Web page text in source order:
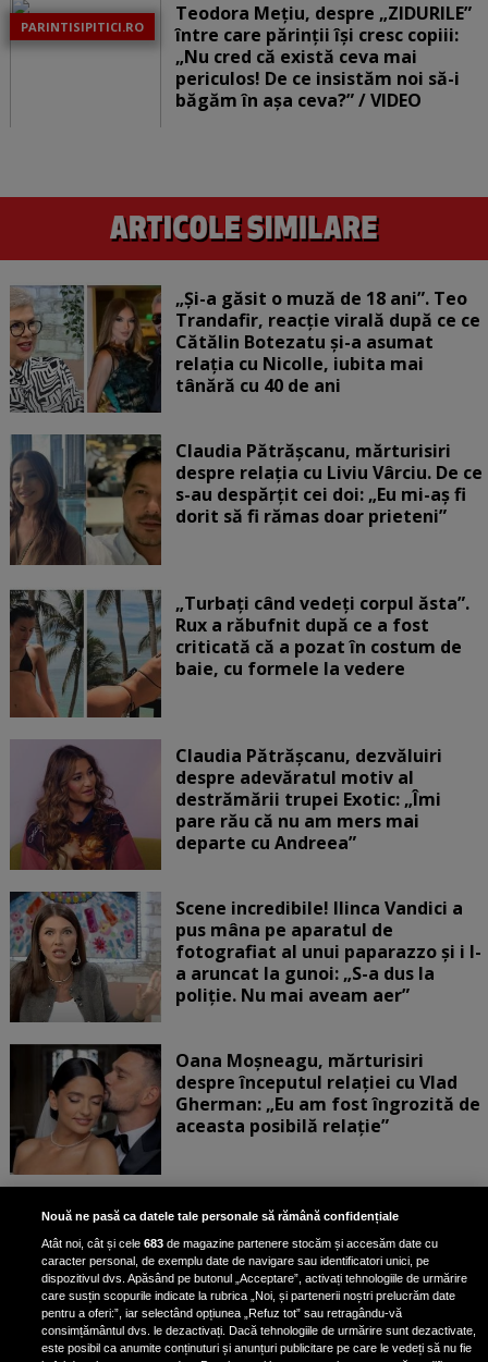
PARINTISIPITICI.RO
Teodora Mețiu, despre „ZIDURILE”
între care părinții își cresc copiii:
„Nu cred că există ceva mai
periculos! De ce insistăm noi să-i
băgăm în așa ceva?” / VIDEO
„Și-a găsit o muză de 18 ani”. Teo
Trandafir, reacție virală după ce ce
Cătălin Botezatu și-a asumat
relația cu Nicolle, iubita mai
tânără cu 40 de ani
Claudia Pătrășcanu, mărturisiri
despre relația cu Liviu Vârciu. De ce
s-au despărțit cei doi: „Eu mi-aș fi
dorit să fi rămas doar prieteni”
„Turbați când vedeți corpul ăsta”.
Rux a răbufnit după ce a fost
criticată că a pozat în costum de
baie, cu formele la vedere
Claudia Pătrășcanu, dezvăluiri
despre adevăratul motiv al
destrămării trupei Exotic: „Îmi
pare rău că nu am mers mai
departe cu Andreea”
Scene incredibile! Ilinca Vandici a
pus mâna pe aparatul de
fotografiat al unui paparazzo și i l-
a aruncat la gunoi: „S-a dus la
poliție. Nu mai aveam aer”
Oana Moșneagu, mărturisiri
despre începutul relației cu Vlad
Gherman: „Eu am fost îngrozită de
aceasta posibilă relație”
Unde locuiesc Alberto Guță și
iubita lui, după ce au plecat din
casa Narcisei Balaban: „Noi
suntem într-o casă cu două-trei
etaje”
Nouă ne pasă ca datele tale personale să rămână confidențiale
Atât noi, cât și cele683 de magazine partenere stocăm și accesăm date cu
caracter personal, de exemplu date de navigare sau identificatori unici, pe
dispozitivul dvs. Apăsând pe butonul „Acceptare”, activați tehnologiile de urmărire
care susțin scopurile indicate la rubrica „Noi, și partenerii noștri prelucrăm date
pentru a oferi:”, iar selectând opțiunea „Refuz tot” sau retragându-vă
consimțământul dvs. le dezactivați. Dacă tehnologiile de urmărire sunt dezactivate,
este posibil ca anumite conținuturi și anunțuri publicitare pe care le vedeți să nu fie